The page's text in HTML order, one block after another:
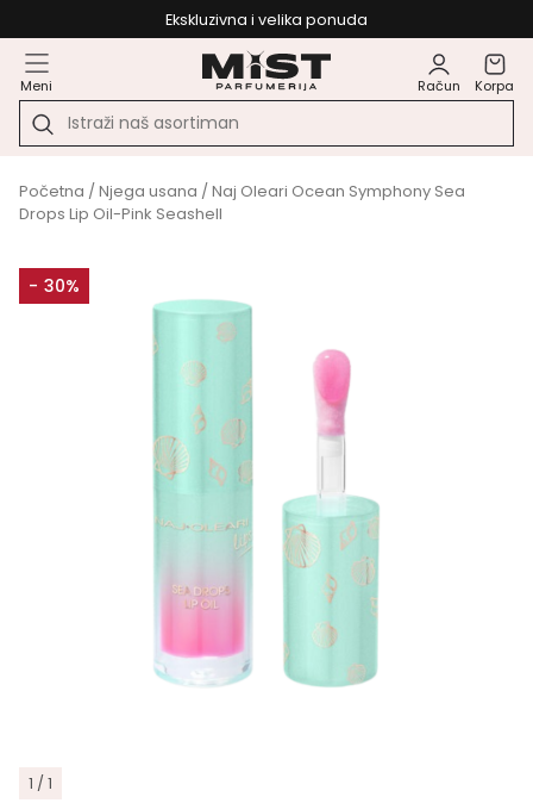
Ekskluzivna i velika ponuda
Meni Račun Korpa
Početna /Njega usana / Naj Oleari Ocean Symphony Sea
Drops Lip Oil-Pink Seashell
- 30%
1 / 1